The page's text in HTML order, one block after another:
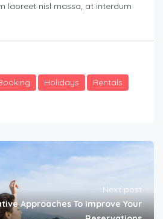
laoreet nisl massa, at interdum
Holidays
Rentals
Next post
Approaches To Improve Your